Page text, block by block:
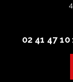
02 41 47 10